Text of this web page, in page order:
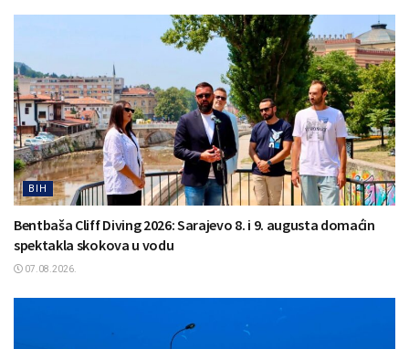
BIH
Bentbaša Cliff Diving 2026: Sarajevo 8. i 9. augusta domaćin
spektakla skokova u vodu
07.08.2026.